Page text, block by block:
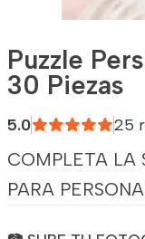
Puzzle
30 Piezas
5.0
COMPLETA LA
PARA